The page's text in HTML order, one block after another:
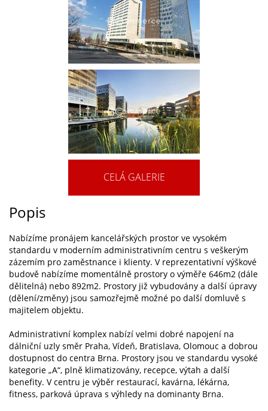
CELÁ GALERIE
Popis
Nabízíme pronájem kancelářských prostor ve vysokém
standardu v moderním administrativním centru s veškerým
zázemím pro zaměstnance i klienty. V reprezentativní výškové
budově nabízíme momentálně prostory o výměře 646m2 (dále
dělitelná) nebo 892m2. Prostory již vybudovány a další úpravy
(dělení/změny) jsou samozřejmě možné po další domluvě s
majitelem objektu.
Administrativní komplex nabízí velmi dobré napojení na
dálniční uzly směr Praha, Vídeň, Bratislava, Olomouc a dobrou
dostupnost do centra Brna. Prostory jsou ve standardu vysoké
kategorie „A“, plně klimatizovány, recepce, výtah a další
benefity. V centru je výběr restaurací, kavárna, lékárna,
fitness, parková úprava s výhledy na dominanty Brna.